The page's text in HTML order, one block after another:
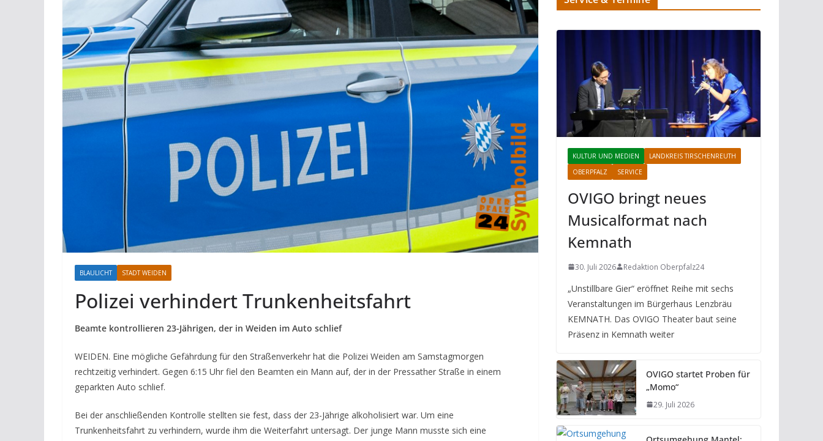
BLAULICHT STADT WEIDEN
Polizei verhindert Trunkenheitsfahrt
Beamte kontrollieren 23-Jährigen, der in Weiden im Auto schlief
WEIDEN. Eine mögliche Gefährdung für den Straßenverkehr hat die Polizei Weiden am Samstagmorgen
rechtzeitig verhindert. Gegen 6:15 Uhr fiel den Beamten ein Mann auf, der in der Pressather Straße in einem
geparkten Auto schlief.
Bei der anschließenden Kontrolle stellten sie fest, dass der 23-Jährige alkoholisiert war. Um eine
Trunkenheitsfahrt zu verhindern, wurde ihm die Weiterfahrt untersagt. Der junge Mann musste sich eine
KULTUR UND MEDIEN
LANDKREIS TIRSCHENREUTH
OBERPFALZ
SERVICE
OVIGO bringt neues
Musicalformat nach
Kemnath
30. Juli 2026 Redaktion Oberpfalz24
„Unstillbare Gier“ eröffnet Reihe mit sechs
Veranstaltungen im Bürgerhaus Lenzbräu
KEMNATH. Das OVIGO Theater baut seine
Präsenz in Kemnath weiter
OVIGO startet Proben für
„Momo“
29. Juli 2026